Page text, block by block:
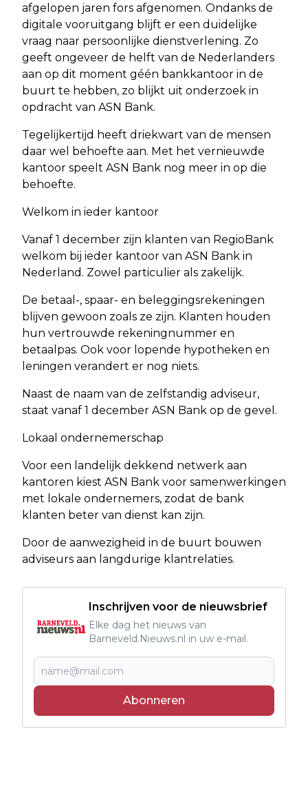
afgelopen jaren fors afgenomen. Ondanks de
digitale vooruitgang blijft er een duidelijke
vraag naar persoonlijke dienstverlening. Zo
geeft ongeveer de helft van de Nederlanders
aan op dit moment géén bankkantoor in de
buurt te hebben, zo blijkt uit onderzoek in
opdracht van ASN Bank.
Tegelijkertijd heeft driekwart van de mensen
daar wel behoefte aan. Met het vernieuwde
kantoor speelt ASN Bank nog meer in op die
behoefte.
Welkom in ieder kantoor
Vanaf 1 december zijn klanten van RegioBank
welkom bij ieder kantoor van ASN Bank in
Nederland. Zowel particulier als zakelijk.
De betaal-, spaar- en beleggingsrekeningen
blijven gewoon zoals ze zijn. Klanten houden
hun vertrouwde rekeningnummer en
betaalpas. Ook voor lopende hypotheken en
leningen verandert er nog niets.
Naast de naam van de zelfstandig adviseur,
staat vanaf 1 december ASN Bank op de gevel.
Lokaal ondernemerschap
Voor een landelijk dekkend netwerk aan
kantoren kiest ASN Bank voor samenwerkingen
met lokale ondernemers, zodat de bank
klanten beter van dienst kan zijn.
Door de aanwezigheid in de buurt bouwen
adviseurs aan langdurige klantrelaties.
Inschrijven voor de nieuwsbrief
Elke dag het nieuws van
Barneveld.Nieuws.nl in uw e-mail.
Abonneren